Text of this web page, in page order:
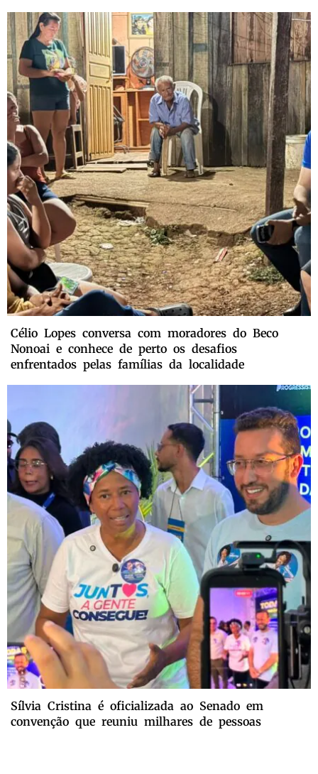
Célio Lopes conversa com moradores do Beco
Nonoai e conhece de perto os desafios
enfrentados pelas famílias da localidade
Sílvia Cristina é oficializada ao Senado em
convenção que reuniu milhares de pessoas